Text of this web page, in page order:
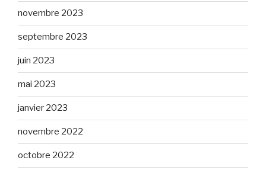
novembre 2023
septembre 2023
juin 2023
mai 2023
janvier 2023
novembre 2022
octobre 2022